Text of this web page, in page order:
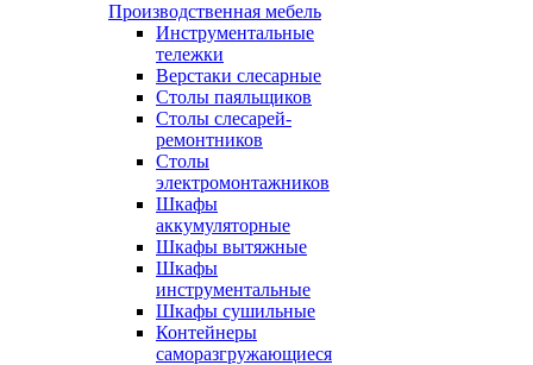
Производственная мебель
Инструментальные
тележки
Верстаки слесарные
Столы паяльщиков
Столы слесарей-
ремонтников
Столы
электромонтажников
Шкафы
аккумуляторные
Шкафы вытяжные
Шкафы
инструментальные
Шкафы сушильные
Контейнеры
саморазгружающиеся